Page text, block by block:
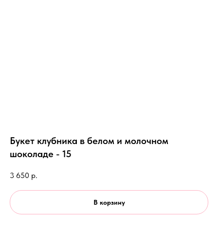
Букет клубника в белом и молочном
шоколаде - 15
3 650 р.
В корзину